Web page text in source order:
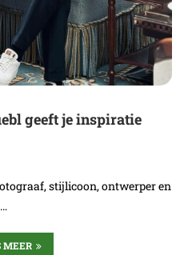
geeft je inspiratie
stijlicoon, ontwerper en
MEER